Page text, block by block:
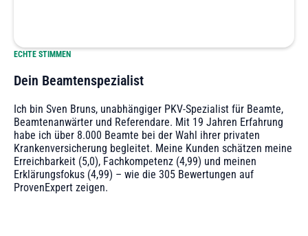
ECHTE STIMMEN
Dein Beamtenspezialist
Ich bin Sven Bruns, unabhängiger PKV-Spezialist für Beamte,
Beamtenanwärter und Referendare. Mit 19 Jahren Erfahrung
habe ich über 8.000 Beamte bei der Wahl ihrer privaten
Krankenversicherung begleitet. Meine Kunden schätzen meine
Erreichbarkeit (5,0), Fachkompetenz (4,99) und meinen
Erklärungsfokus (4,99) – wie die 305 Bewertungen auf
ProvenExpert zeigen.